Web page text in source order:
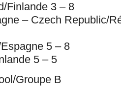
Finlande 3 – 8
– Czech Republic/
5 – 8
5 – 5
Groupe B